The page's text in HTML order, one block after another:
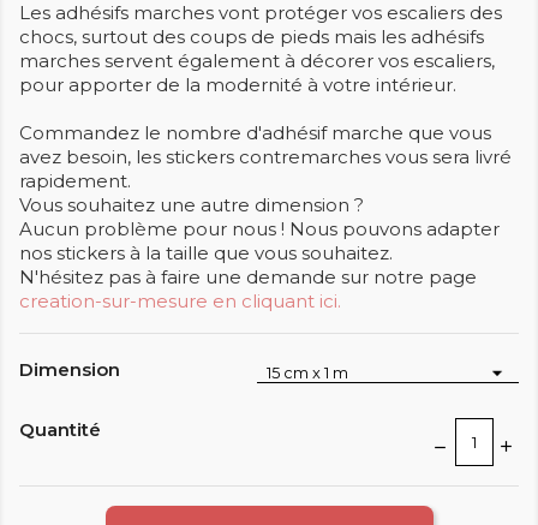
Les adhésifs marches vont protéger vos escaliers des
chocs, surtout des coups de pieds mais les adhésifs
marches servent également à décorer vos escaliers,
pour apporter de la modernité à votre intérieur.
Commandez le nombre d'adhésif marche que vous
avez besoin, les stickers contremarches vous sera livré
rapidement.
Vous souhaitez une autre dimension ?
Aucun problème pour nous ! Nous pouvons adapter
nos stickers à la taille que vous souhaitez.
N'hésitez pas à faire une demande sur notre page
creation-sur-mesure en cliquant ici.
Dimension
Quantité